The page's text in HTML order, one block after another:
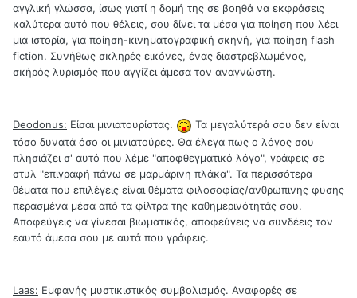
αγγλική γλώσσα, ίσως γιατί η δομή της σε βοηθά να εκφράσεις
καλύτερα αυτό που θέλεις, σου δίνει τα μέσα για ποίηση που λέει
μια ιστορία, για ποίηση-κινηματογραφική σκηνή, για ποίηση flash
fiction. Συνήθως σκληρές εικόνες, ένας διαστρεβλωμένος,
σκήρός λυρισμός που αγγίζει άμεσα τον αναγνώστη.
Deodonus: Είσαι μινιατουρίστας.
Τα μεγαλύτερά σου δεν είναι
τόσο δυνατά όσο οι μινιατούρες. Θα έλεγα πως ο λόγος σου
πλησιάζει σ' αυτό που λέμε "αποφθεγματικό λόγο", γράφεις σε
στυλ "επιγραφή πάνω σε μαρμάρινη πλάκα". Τα περισσότερα
θέματα που επιλέγεις είναι θέματα φιλοσοφίας/ανθρώπινης φυσης
περασμένα μέσα από τα φίλτρα της καθημερινότητάς σου.
Αποφεύγεις να γίνεσαι βιωματικός, αποφεύγεις να συνδέεις τον
εαυτό άμεσα σου με αυτά που γράφεις.
Laas: Εμφανής μυστικιστικός συμβολισμός. Αναφορές σε